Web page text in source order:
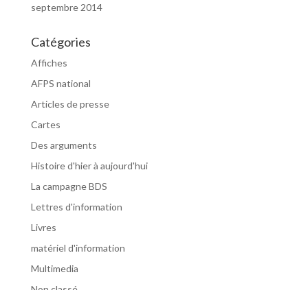
septembre 2014
Catégories
Affiches
AFPS national
Articles de presse
Cartes
Des arguments
Histoire d'hier à aujourd'hui
La campagne BDS
Lettres d'information
Livres
matériel d'information
Multimedia